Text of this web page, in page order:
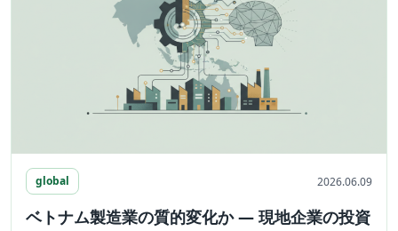
global 2026.06.09
ベトナム製造業の質的変化か ― 現地企業の投資